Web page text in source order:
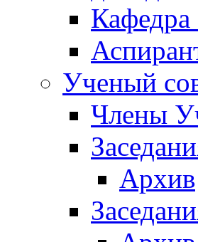
Кафедра
Ученый
Члены
Архив